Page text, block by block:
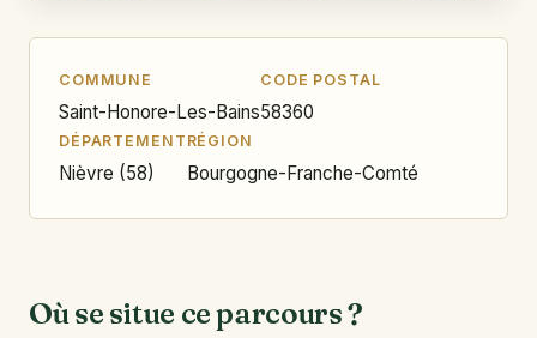
COMMUNE
Saint-Honore-Les-Bains
CODE POSTAL
58360
DÉPARTEMENT
Nièvre (58)
RÉGION
Bourgogne-Franche-Comté
Où se situe ce parcours ?